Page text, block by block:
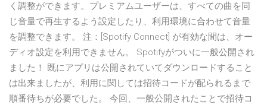
く調整ができます。プレミアムユーザーは、すべての曲を同
じ音量で再生するよう設定したり、利用環境に合わせて音量
を調整できます。 注：[Spotify Connect] が有効な間は、オー
ディオ設定を利用できません。 Spotifyがついに一般公開され
ました！ 既にアプリは公開されていてダウンロードすること
は出来ましたが、利用に関しては招待コードが配られるまで
順番待ちが必要でした。 今回、一般公開されたことで招待コ